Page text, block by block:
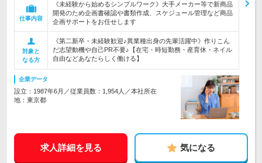
仕事内容
《未経験から始めるシンプルワーク》大手メーカー等で新商品
開発のため企画書確認や書類作成、スケジュール管理など商品
企画サポートをお任せします
対象と
なる方
《第二新卒・未経験歓迎♪異業種出身の先輩活躍中》作りこん
だ志望動機や自己PR不要♪【在宅・時短勤務・産育休・ネイル
自由などあなたらしく働ける】
企業データ
設立：1987年6月／従業員数：1,954人／本社所在
地：東京都
求人詳細を見る 気になる